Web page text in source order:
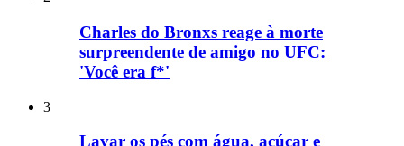
Charles do Bronxs reage à morte
surpreendente de amigo no UFC:
'Você era f*'
3
Lavar os pés com água, açúcar e